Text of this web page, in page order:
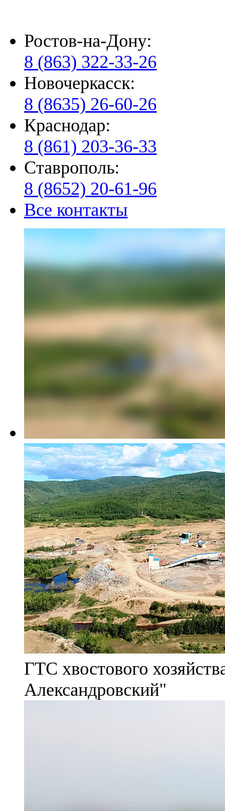
Ростов-на-Дону:
8 (863) 322-33-26
Новочеркасск:
8 (8635) 26-60-26
Краснодар:
8 (861) 203-36-33
Ставрополь:
8 (8652) 20-61-96
Все контакты
ГТС хвостового
Александровский"